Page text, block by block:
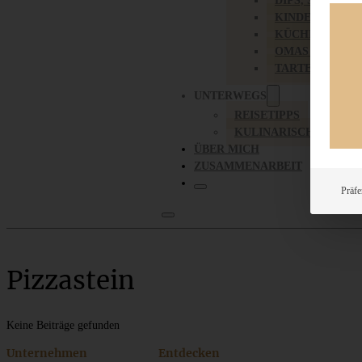
UNTERWEGS
REISETIPPS
KULINARISCH
ÜBER MICH
ZUSAMMENARBEIT
Pizzastein
Keine Beiträge gefunden
Unternehmen Entdecken